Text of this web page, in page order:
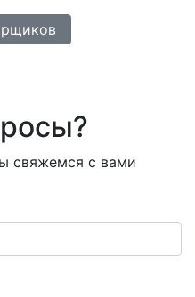
свяжемся с вами